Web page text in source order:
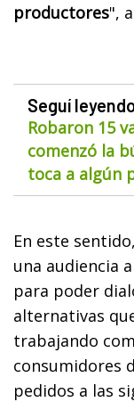
productores",
Seguí
Robaron 15
comenzó la
toca a algún
En este
una audiencia
para poder
alternativas
trabajando
consumidores
pedidos a las